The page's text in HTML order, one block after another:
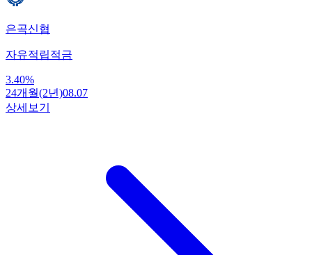
은곡신협
자유적립적금
3.40%
24개월(2년)08.07
상세보기